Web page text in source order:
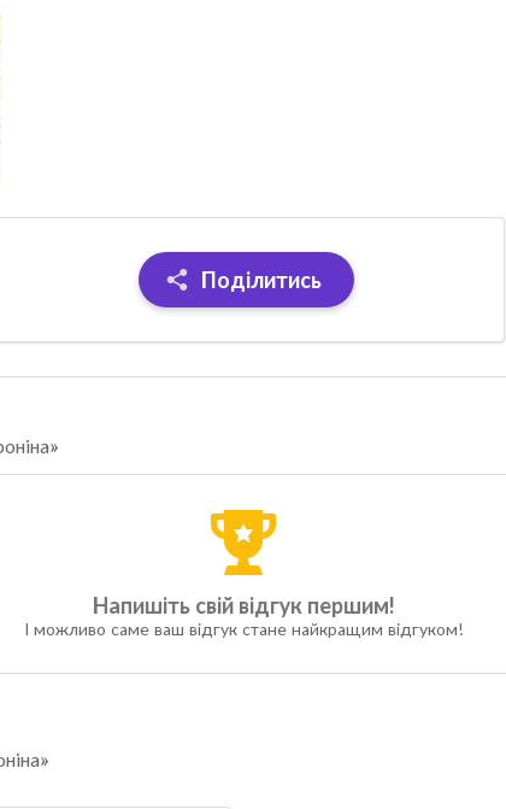
Поділитись
Напишіть свій відгук першим!
І можливо саме ваш відгук стане найкращим відгуком!